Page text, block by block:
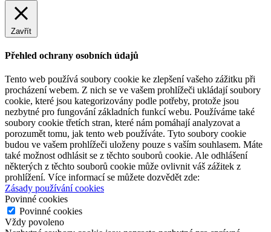
Zavřít
Přehled ochrany osobních údajů
Tento web používá soubory cookie ke zlepšení vašeho zážitku při
procházení webem. Z nich se ve vašem prohlížeči ukládají soubory
cookie, které jsou kategorizovány podle potřeby, protože jsou
nezbytné pro fungování základních funkcí webu. Používáme také
soubory cookie třetích stran, které nám pomáhají analyzovat a
porozumět tomu, jak tento web používáte. Tyto soubory cookie
budou ve vašem prohlížeči uloženy pouze s vaším souhlasem. Máte
také možnost odhlásit se z těchto souborů cookie. Ale odhlášení
některých z těchto souborů cookie může ovlivnit váš zážitek z
prohlížení. Více informací se můžete dozvědět zde:
Zásady používání cookies
Povinné cookies
Povinné cookies
Vždy povoleno